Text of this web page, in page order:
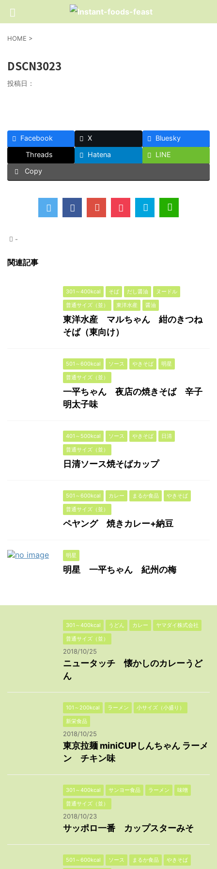
HOME >
DSCN3023
投稿日：
Facebook X
Bluesky
Threads
Hatena
LINE
Copy
-
関連記事
301～400kcal そば だし醤油
ヌードル
普通サイズ（並）
東洋水産 醤油
東洋水産 マルちゃん 紺のきつね
そば（東向け）
501～600kcal ソース やきそば
明星
普通サイズ（並）
一平ちゃん 夜店の焼きそば 辛子
明太子味
401～500kcal ソース やきそば
日清
普通サイズ（並）
日清ソース焼そばカップ
501～600kcal カレー まるか食品
やきそば
普通サイズ（並）
ペヤング 焼きカレー+納豆
明星
明星 一平ちゃん 紀州の梅
301～400kcal うどん カレー
ヤマダイ株式会社
普通サイズ（並）
2018/10/25
ニュータッチ 懐かしのカレーうど
ん
101～200kcal ラーメン
小サイズ（小盛り）
新栄食品
2018/10/25
東京拉麺 miniCUPしんちゃん ラーメ
ン チキン味
301～400kcal サンヨー食品 ラーメン
味噌
普通サイズ（並）
2018/10/23
サッポロ一番 カップスターみそ
501～600kcal ソース まるか食品 やきそば